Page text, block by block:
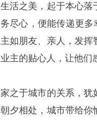
生活之美，起于本心落
务尽心，便能传递更多
主如朋友、亲人，发挥
业主的贴心人，让他们
家之于城市的关系，
朝夕相处，城市带给你